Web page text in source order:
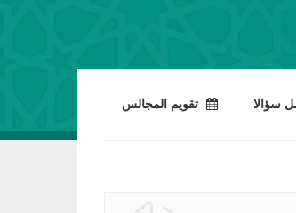
سؤالا تقويم المجالس